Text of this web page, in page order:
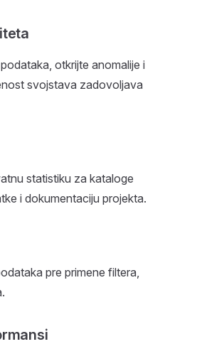
otkrijte anomalije i
svojstava zadovoljava
statistiku za kataloge
i dokumentaciju projekta.
pre primene filtera,